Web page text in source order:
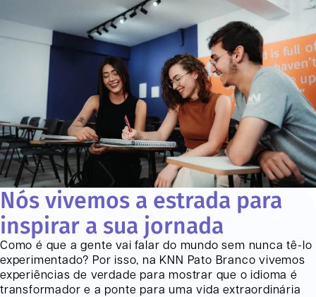
Nós vivemos a estrada para
inspirar a sua jornada
Como é que a gente vai falar do mundo sem nunca tê-lo
experimentado? Por isso, na KNN Pato Branco vivemos
experiências de verdade para mostrar que o idioma é
transformador e a ponte para uma vida extraordinária